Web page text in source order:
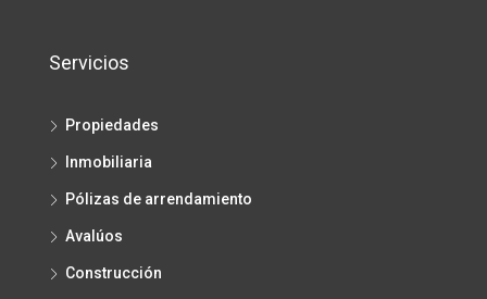
Servicios
Propiedades
Inmobiliaria
Pólizas de arrendamiento
Avalúos
Construcción